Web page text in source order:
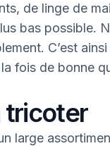
de linge de
bas possible.
C’est ainsi
fois de bonne
tricoter
large